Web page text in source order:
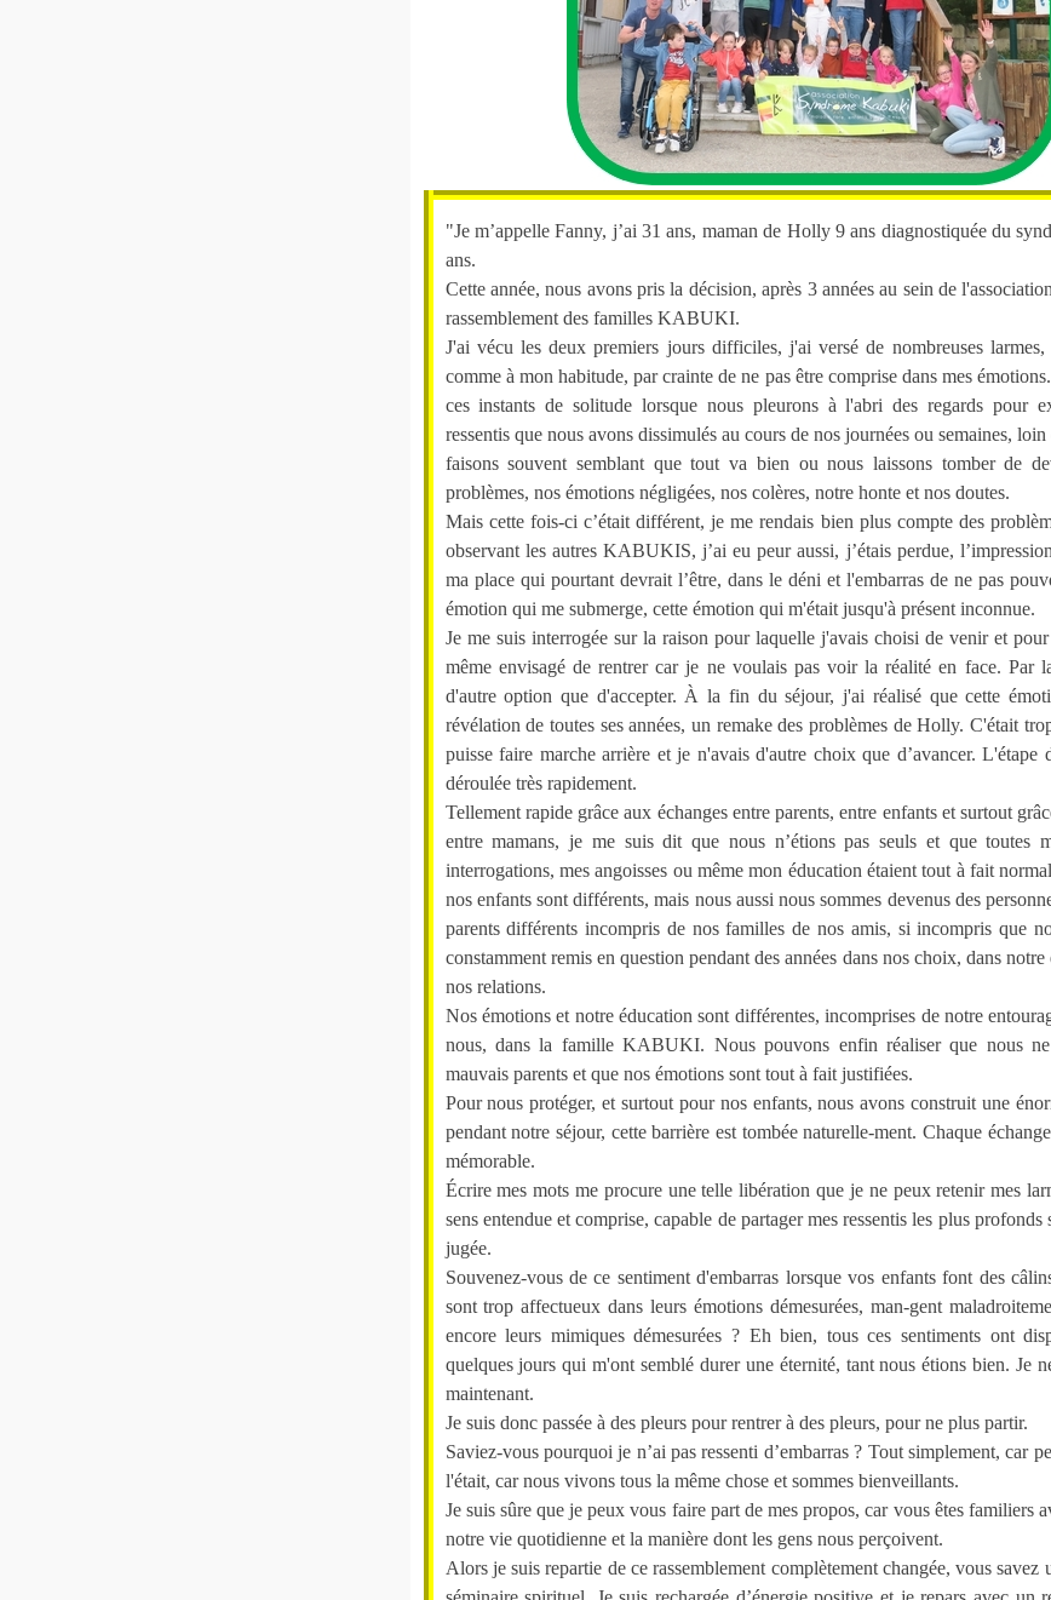
"Je m’appelle Fanny, j’ai 31 ans, maman de Holly 9 ans diagnostiquée du
ans.
Cette année, nous avons pris la décision, après 3 années au sein de
rassemblement des familles KABUKI.
J'ai vécu les deux premiers jours difficiles, j'ai versé de nombreuses larmes,
comme à mon habitude, par crainte de ne pas être comprise dans mes
ces instants de solitude lorsque nous pleurons à l'abri des regards pour
ressentis que nous avons dissimulés au cours de nos journées ou semaines, loin
faisons souvent semblant que tout va bien ou nous laissons tomber de
problèmes, nos émotions négligées, nos colères, notre honte et nos doutes.
Mais cette fois-ci c’était différent, je me rendais bien plus compte des
observant les autres KABUKIS, j’ai eu peur aussi, j’étais perdue,
ma place qui pourtant devrait l’être, dans le déni et l'embarras de ne pas
émotion qui me submerge, cette émotion qui m'était jusqu'à présent inconnue.
Je me suis interrogée sur la raison pour laquelle j'avais choisi de venir et
même envisagé de rentrer car je ne voulais pas voir la réalité en face. Par
d'autre option que d'accepter. À la fin du séjour, j'ai réalisé que cette
révélation de toutes ses années, un remake des problèmes de Holly. C'était
puisse faire marche arrière et je n'avais d'autre choix que d’avancer. L'étape
déroulée très rapidement.
Tellement rapide grâce aux échanges entre parents, entre enfants et surtout
entre mamans, je me suis dit que nous n’étions pas seuls et que toutes
interrogations, mes angoisses ou même mon éducation étaient tout à fait
nos enfants sont différents, mais nous aussi nous sommes devenus des
parents différents incompris de nos familles de nos amis, si incompris que
constamment remis en question pendant des années dans nos choix, dans
nos relations.
Nos émotions et notre éducation sont différentes, incomprises de notre
nous, dans la famille KABUKI. Nous pouvons enfin réaliser que nous ne
mauvais parents et que nos émotions sont tout à fait justifiées.
Pour nous protéger, et surtout pour nos enfants, nous avons construit une
pendant notre séjour, cette barrière est tombée naturelle-ment. Chaque
mémorable.
Écrire mes mots me procure une telle libération que je ne peux retenir mes
sens entendue et comprise, capable de partager mes ressentis les plus profonds
jugée.
Souvenez-vous de ce sentiment d'embarras lorsque vos enfants font des
sont trop affectueux dans leurs émotions démesurées, man-gent
encore leurs mimiques démesurées ? Eh bien, tous ces sentiments ont
quelques jours qui m'ont semblé durer une éternité, tant nous étions bien. Je
maintenant.
Je suis donc passée à des pleurs pour rentrer à des pleurs, pour ne plus partir.
Saviez-vous pourquoi je n’ai pas ressenti d’embarras ? Tout simplement, car
l'était, car nous vivons tous la même chose et sommes bienveillants.
Je suis sûre que je peux vous faire part de mes propos, car vous êtes familiers
notre vie quotidienne et la manière dont les gens nous perçoivent.
Alors je suis repartie de ce rassemblement complètement changée, vous savez